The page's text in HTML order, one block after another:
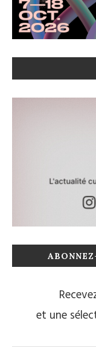
et une